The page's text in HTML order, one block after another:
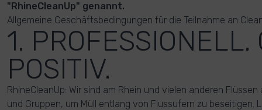
"RhineCleanUp" genannt.
Allgemeine Geschäftsbedingungen für die Teilnahme an
1. PROFESSIONELL.
POSITIV.
RhineCleanUp: Wir sind am Rhein und vielen anderen
und Gruppen, um Müll entlang von Flussufern zu beseitigen.